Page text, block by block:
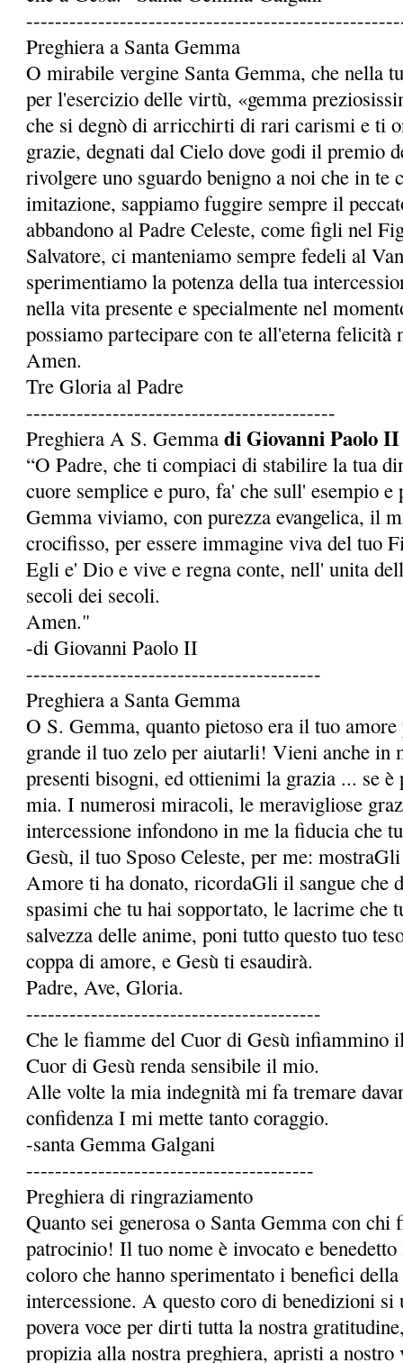
Preghiera a Santa Gemma
O mirabile vergine Santa Gemma, che nella
per l'esercizio delle virtù, «gemma
che si degnò di arricchirti di rari carismi e ti
grazie, degnati dal Cielo dove godi il premio
rivolgere uno sguardo benigno a noi che in te
imitazione, sappiamo fuggire sempre il
abbandono al Padre Celeste, come figli nel
Salvatore, ci manteniamo sempre fedeli al
sperimentiamo la potenza della tua
nella vita presente e specialmente nel
possia­mo partecipare con te all'eterna felicità
Amen.
Tre Gloria al Padre
-------------------------------------------
Preghiera A S. Gemmadi Giovanni Paolo II
“O Padre, che ti compiaci di stabilire la tua
cuore semplice e puro, fa' che sull' esempio
Gemma viviamo, con purezza evangelica, il
crocifisso, per essere immagine viva del tuo
Egli e' Dio e vive e regna conte, nell' unita
secoli dei secoli.
Amen."
-di Giovanni Paolo II
-----------------------------------------
Preghiera a Santa Gemma
O S. Gemma, quanto pietoso era il tuo
grande il tuo zelo per aiutarli! Vieni anche in
presenti bisogni, ed ottienimi la grazia ... se
mia. I numerosi miracoli, le meravigliose
intercessione infondono in me la fidu­cia che
Gesù, il tuo Sposo Celeste, per me:
Amore ti ha donato, ricordaGli il sangue che
spasimi che tu hai sopportato, le lacrime che
salvezza delle anime, poni tutto questo tuo
coppa di amore, e Gesù ti esaudirà.
Padre, Ave, Gloria.
-----------------------------------------
Che le fiamme del Cuor di Gesù infiammino
Cuor di Gesù renda sensibile il mio.
Alle volte la mia indegnità mi fa tremare
confidenza I mi mette tanto coraggio.
-santa Gemma Galgani
----------------------------------------
Preghiera di ringraziamento
Quanto sei generosa o Santa Gemma con
patrocinio! Il tuo nome è invocato e
coloro che hanno sperimentato i benefici
intercessione. A questo coro di benedizioni si
povera voce per dirti tutta la nostra
propizia alla nostra preghiera, apristi a nostro